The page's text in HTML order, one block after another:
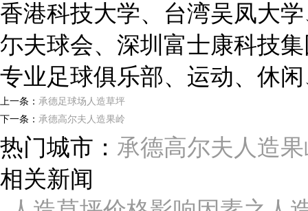
香港科技大学、台湾吴凤大
尓夫球会、深圳富士康科技
专业足球俱乐部、运动、休
上一条： 承德足球场人造草坪
下一条： 承德高尔夫人造果岭
热门城市： 承德高尔夫人造
相关新闻